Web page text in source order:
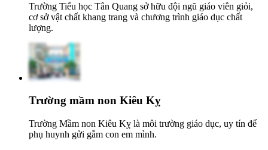
Trường Tiểu học Tân Quang sở hữu đội ngũ giáo viên giỏi,
cơ sở vật chất khang trang và chương trình giáo dục chất
lượng.
Trường mầm non Kiêu Kỵ
Trường Mầm non Kiêu Kỵ là môi trường giáo dục, uy tín để
phụ huynh gửi gắm con em mình.